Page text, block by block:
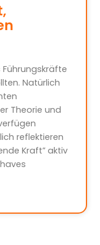
Natürlich
Theorie und
reflektieren
Kraft” aktiv